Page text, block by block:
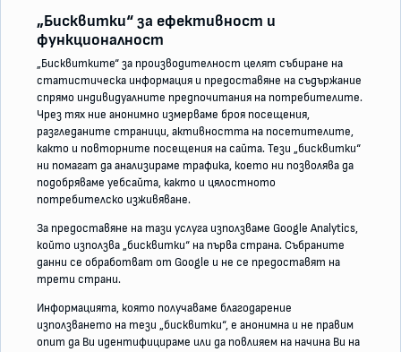
„Бисквитки“ за eфективност и
функционалност
„Бисквитките“ за производителност целят събиране на
статистическа информация и предоставяне на съдържание
спрямо индивидуалните предпочитания на потребителите.
Чрез тях ние анонимно измерваме броя посещения,
разгледаните страници, активността на посетителите,
както и повторните посещения на сайта. Тези „бисквитки“
ни помагат да анализираме трафика, което ни позволява да
подобряваме уебсайта, както и цялостното
потребителско изживяване.
За предоставяне на тази услуга използваме Google Analytics,
който използва „бисквитки“ на първа страна. Събраните
данни се обработват от Google и не се предоставят на
трети страни.
Информацията, която получаваме благодарение
използването на тези „бисквитки“, е анонимна и не правим
опит да Ви идентифицираме или да повлияем на начина Ви на